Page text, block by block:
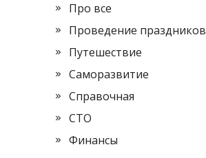
Про все
Проведение праздников
Путешествие
Саморазвитие
Справочная
СТО
Финансы